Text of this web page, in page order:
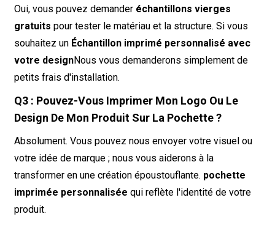
Oui, vous pouvez demander échantillons vierges
gratuits pour tester le matériau et la structure. Si vous
souhaitez un Échantillon imprimé personnalisé avec
votre designNous vous demanderons simplement de
petits frais d'installation.
Q3 : Pouvez-Vous Imprimer Mon Logo Ou Le
Design De Mon Produit Sur La Pochette ?
Absolument. Vous pouvez nous envoyer votre visuel ou
votre idée de marque ; nous vous aiderons à la
transformer en une création époustouflante. pochette
imprimée personnalisée qui reflète l'identité de votre
produit.